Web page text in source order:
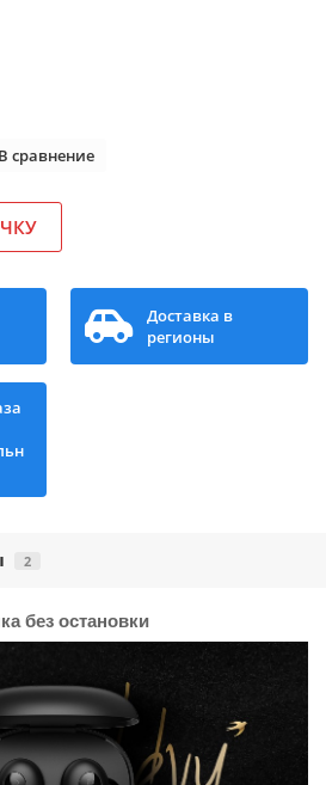
В сравнение
Доставка в
регионы
2
без остановки